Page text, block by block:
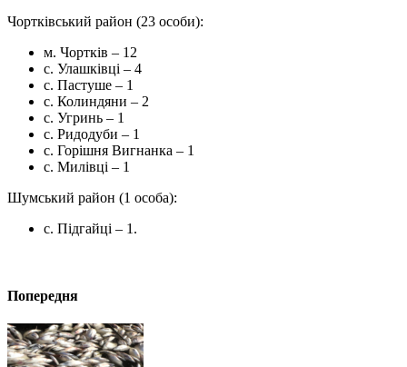
Чортківський район (23 особи):
м. Чортків – 12
с. Улашківці – 4
с. Пастуше – 1
с. Колиндяни – 2
с. Угринь – 1
с. Ридодуби – 1
с. Горішня Вигнанка – 1
с. Милівці – 1
Шумський район (1 особа):
с. Підгайці – 1.
Попередня